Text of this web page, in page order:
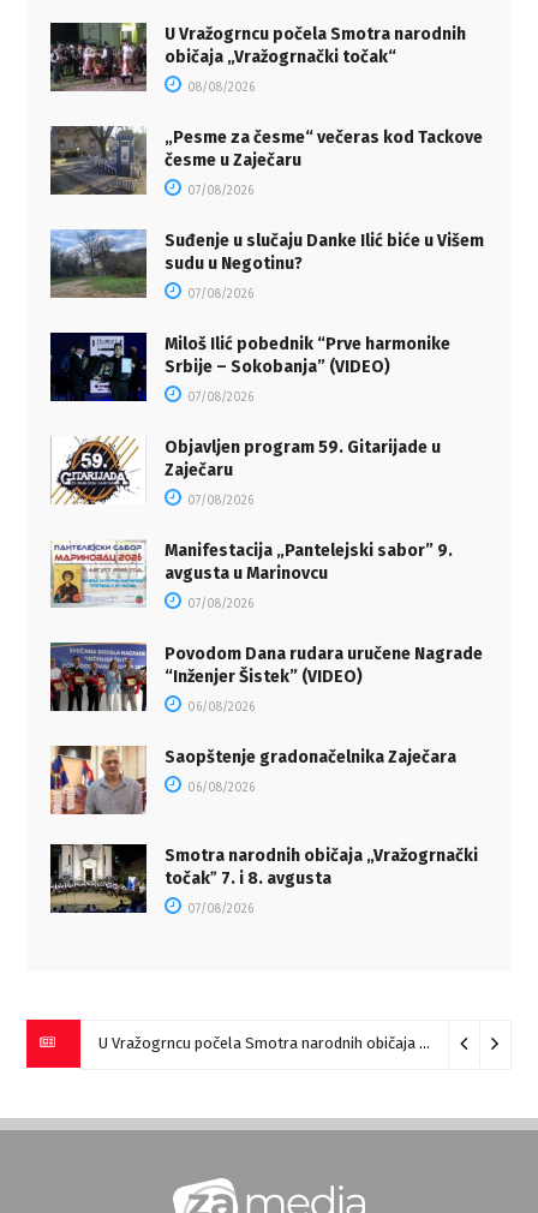
U Vražogrncu počela Smotra narodnih
običaja „Vražogrnački točak“
08/08/2026
„Pesme za česme“ večeras kod Tackove
česme u Zaječaru
07/08/2026
Suđenje u slučaju Danke Ilić biće u Višem
sudu u Negotinu?
07/08/2026
Miloš Ilić pobednik “Prve harmonike
Srbije – Sokobanja” (VIDEO)
07/08/2026
Objavljen program 59. Gitarijade u
Zaječaru
07/08/2026
Manifestacija „Pantelejski sabor” 9.
avgusta u Marinovcu
07/08/2026
Povodom Dana rudara uručene Nagrade
“Inženjer Šistek” (VIDEO)
06/08/2026
Saopštenje gradonačelnika Zaječara
06/08/2026
Smotra narodnih običaja „Vražogrnački
točakˮ 7. i 8. avgusta
07/08/2026
U Vražogrncu počela Smotra narodnih običaja „Vražogrnački točak“